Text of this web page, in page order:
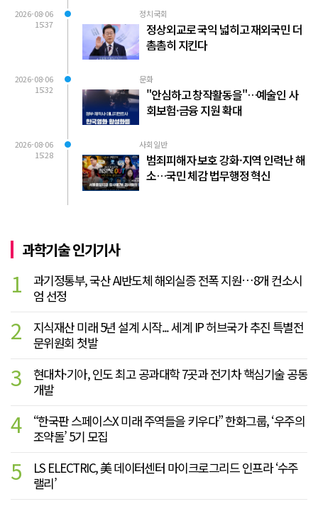
2026-08-06
15:37
정치국회
정상외교로 국익 넓히고 재외국민 더
촘촘히 지킨다
2026-08-06
15:32
문화
"안심하고 창작활동을"…예술인 사
회보험·금융 지원 확대
2026-08-06
15:28
사회일반
범죄피해자 보호 강화·지역 인력난 해
소…국민 체감 법무행정 혁신
과학기술 인기기사
1
과기정통부, 국산 AI반도체 해외실증 전폭 지원…8개 컨소시
엄 선정
2
지식재산 미래 5년 설계 시작... 세계 IP 허브국가 추진 특별전
문위원회 첫발
3
현대차·기아, 인도 최고 공과대학 7곳과 전기차 핵심기술 공동
개발
4
“한국판 스페이스X 미래 주역들을 키우다” 한화그룹, ‘우주의
조약돌’ 5기 모집
5
LS ELECTRIC, 美 데이터센터 마이크로그리드 인프라 ‘수주
랠리’